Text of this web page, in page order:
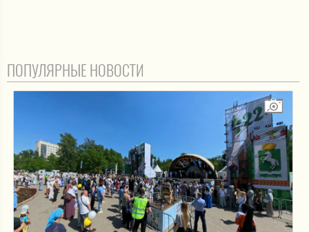
ПОПУЛЯРНЫЕ НОВОСТИ